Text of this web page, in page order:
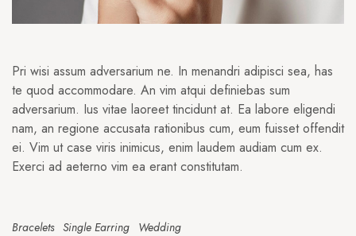
Pri wisi assum adversarium ne. In menandri adipisci sea, has
te quod accommodare. An vim atqui definiebas sum
adversarium. Ius vitae laoreet tincidunt at. Ea labore eligendi
nam, an regione accusata rationibus cum, eum fuisset offendit
ei. Vim ut case viris inimicus, enim laudem audiam cum ex.
Exerci ad aeterno vim ea erant constitutam.
Bracelets Single Earring Wedding